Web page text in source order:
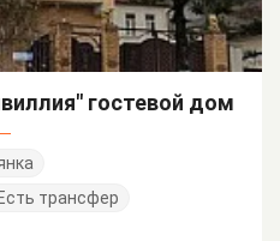
гостевой дом
Есть трансфер